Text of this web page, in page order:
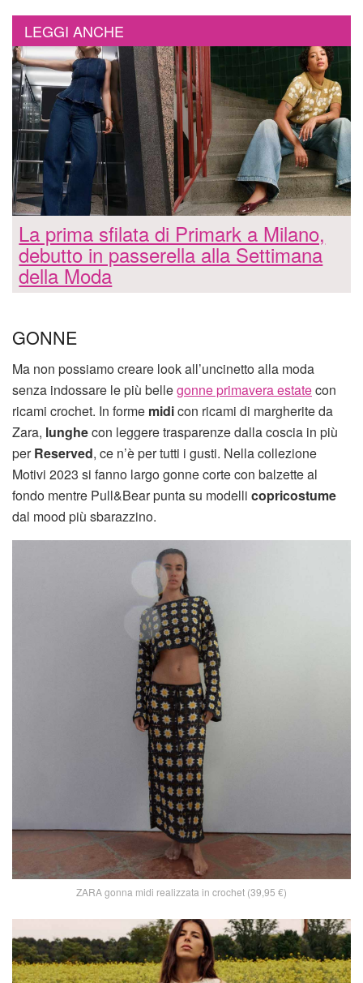
LEGGI ANCHE
La prima sfilata di Primark a Milano,
debutto in passerella alla Settimana
della Moda
GONNE
Ma non possiamo creare look all’uncinetto alla moda
senza indossare le più bellegonne primavera estatecon
ricami crochet. In forme midicon ricami di margherite da
Zara, lunghecon leggere trasparenze dalla coscia in più
perReserved, ce n’è per tutti i gusti. Nella collezione
Motivi 2023 si fanno largo gonne corte con balzette al
fondo mentre Pull&Bear punta su modelli copricostume
dal mood più sbarazzino.
ZARA gonna midi realizzata in crochet (39,95 €)